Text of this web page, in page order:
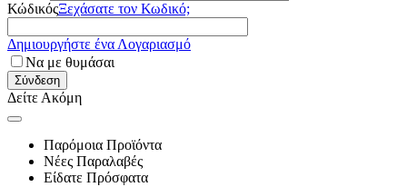
ΚώδικόςΞεχάσατε τον Κωδικό;
Δημιουργήστε ένα Λογαριασμό
Να με θυμάσαι
Σύνδεση
Δείτε Ακόμη
Παρόμοια Προϊόντα
Νέες Παραλαβές
Είδατε Πρόσφατα